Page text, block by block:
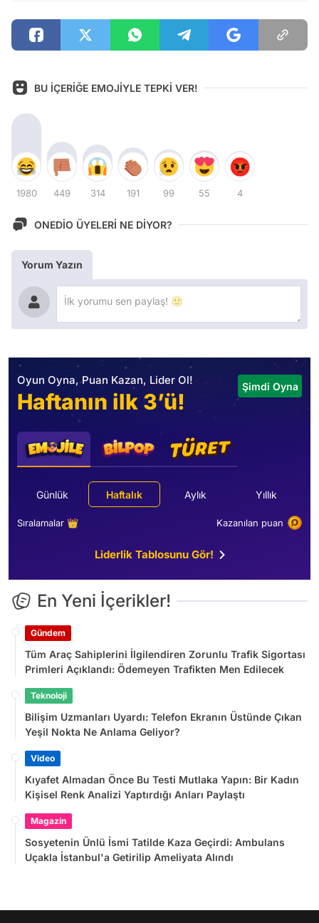
BU İÇERİĞE EMOJİYLE TEPKİ VER!
1980 449 314 191 99 55 4
ONEDİO ÜYELERİ NE DİYOR?
Yorum Yazın
Oyun Oyna, Puan Kazan, Lider Ol!
Haftanın ilk 3’ü!
Şimdi Oyna
Günlük Haftalık Aylık Yıllık
Sıralamalar 👑 Kazanılan puan
Liderlik Tablosunu Gör!
En Yeni İçerikler!
Gündem
Tüm Araç Sahiplerini İlgilendiren Zorunlu Trafik Sigortası
Primleri Açıklandı: Ödemeyen Trafikten Men Edilecek
Teknoloji
Bilişim Uzmanları Uyardı: Telefon Ekranın Üstünde Çıkan
Yeşil Nokta Ne Anlama Geliyor?
Video
Kıyafet Almadan Önce Bu Testi Mutlaka Yapın: Bir Kadın
Kişisel Renk Analizi Yaptırdığı Anları Paylaştı
Magazin
Sosyetenin Ünlü İsmi Tatilde Kaza Geçirdi: Ambulans
Uçakla İstanbul'a Getirilip Ameliyata Alındı